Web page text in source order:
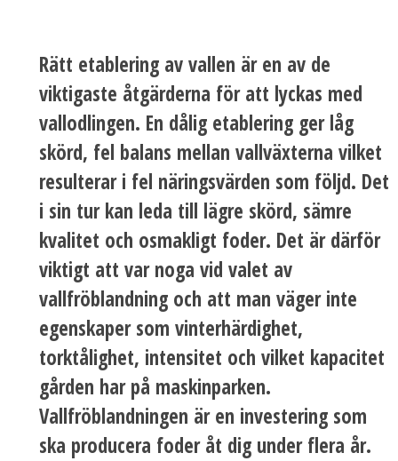
Rätt etablering av vallen är en av de
viktigaste åtgärderna för att lyckas med
vallodlingen. En dålig etablering ger låg
skörd, fel balans mellan vallväxterna vilket
resulterar i fel näringsvärden som följd. Det
i sin tur kan leda till lägre skörd, sämre
kvalitet och osmakligt foder. Det är därför
viktigt att var noga vid valet av
vallfröblandning och att man väger inte
egenskaper som vinterhärdighet,
torktålighet, intensitet och vilket kapacitet
gården har på maskinparken.
Vallfröblandningen är en investering som
ska producera foder åt dig under flera år.